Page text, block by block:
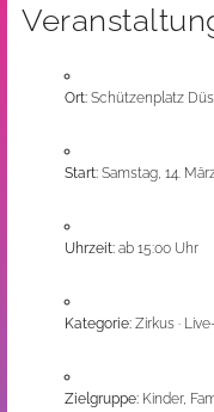
Ort:Schützenplatz
Start:Samstag, 14.
Uhrzeit:ab 15:00 Uhr
Kategorie:Zirkus ·
Zielgruppe:Kinder,